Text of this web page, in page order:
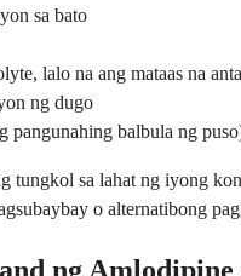
sa bato
lalo na ang mataas na
ng dugo
pangunahing balbula ng
tungkol sa lahat ng iyong
o alternatibong
ng